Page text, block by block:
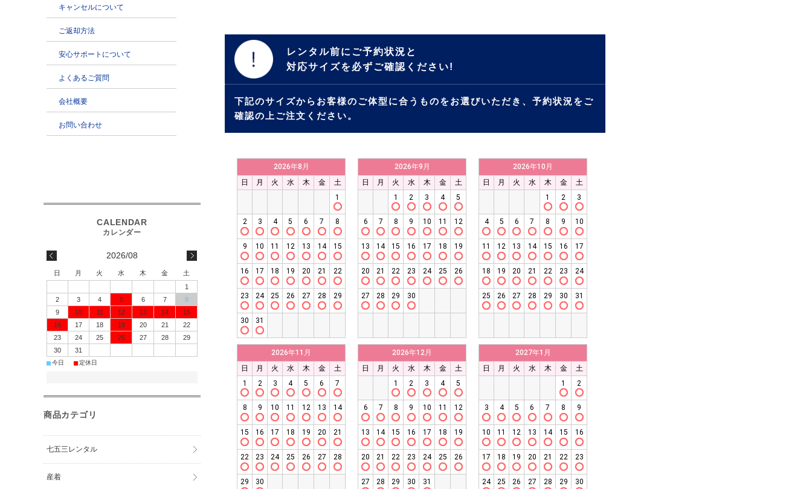
レンタル前にご予約状況と
対応サイズを必ずご確認ください!
下記のサイズからお客様のご体型に合うものをお選びいただき、予約状況をご
確認の上ご注文ください。
2026/08
日 月 火 水 木 金
土
1
2
3 4 5 6 7
8
9
10 11 12 13 14
15
16
17 18 19 20 21
22
23
24 25 26 27 28
29
30
31
■今日 ■定休日
商品カテゴリ
七五三レンタル
産着